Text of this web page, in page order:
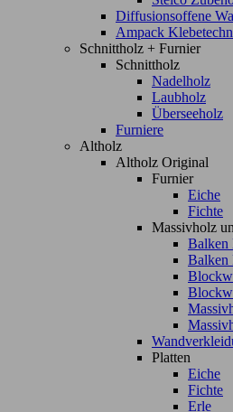
Diffusionsoffene
Ampack
Schnittholz + Furnier
Schnittholz
Nadelholz
Laubholz
Überseeholz
Furniere
Altholz
Altholz Original
Furnier
Eiche
Fichte
Massivholz
Balken
Balken
Platten
Eiche
Fichte
Erle